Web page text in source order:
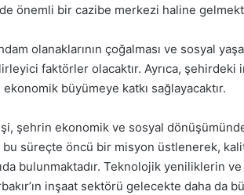
önemli bir cazibe merkezi haline
olanaklarının çoğalması ve sosyal
faktörler olacaktır. Ayrıca, şehirdeki
büyümeye katkı sağlayacaktır.
şehrin ekonomik ve sosyal
bu süreçte öncü bir misyon üstlenerek,
bulunmaktadır. Teknolojik yeniliklerin
inşaat sektörü gelecekte daha da